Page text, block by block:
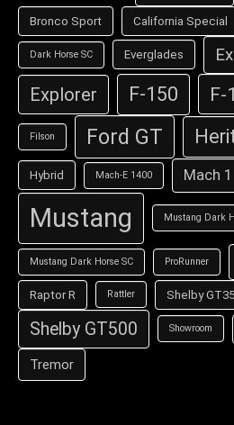
Bronco Sport California Special
Dark Horse SC Everglades
Explorer F-150 F-
Filson Ford GT
Hybrid Mach-E 1400 Mach 1
Mustang Mustang Dark
Mustang Dark Horse SC ProRunner
Raptor R Rattler Shelby
Shelby GT500 Showroom
Tremor